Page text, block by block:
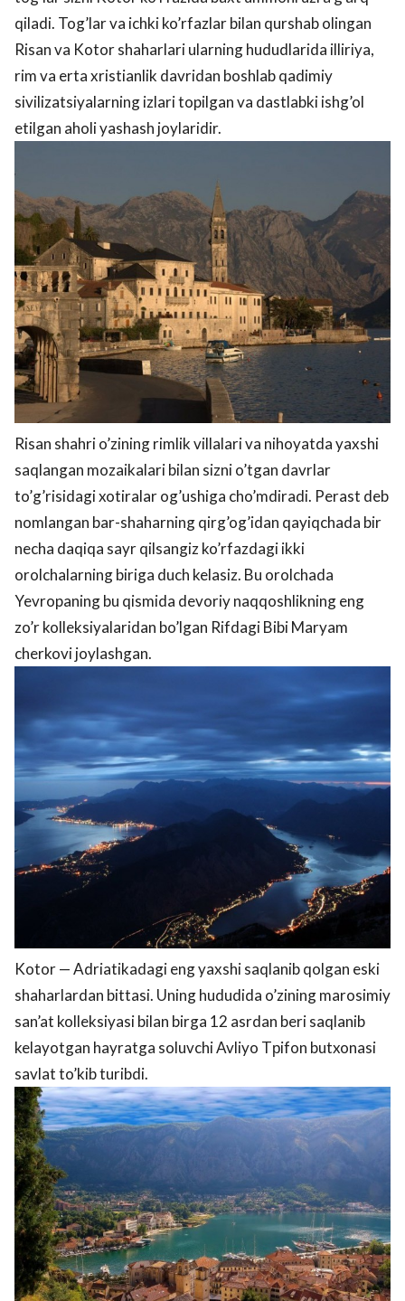
qiladi. Tog’lar va ichki ko’rfazlar bilan qurshab olingan
Risan va Kotor shaharlari ularning hududlarida illiriya,
rim va erta xristianlik davridan boshlab qadimiy
sivilizatsiyalarning izlari topilgan va dastlabki ishg’ol
etilgan aholi yashash joylaridir.
Risan shahri o’zining rimlik villalari va nihoyatda yaxshi
saqlangan mozaikalari bilan sizni o’tgan davrlar
to’g’risidagi xotiralar og’ushiga cho’mdiradi. Perast deb
nomlangan bar-shaharning qirg’og’idan qayiqchada bir
necha daqiqa sayr qilsangiz ko’rfazdagi ikki
orolchalarning biriga duch kelasiz. Bu orolchada
Yevropaning bu qismida devoriy naqqoshlikning eng
zo’r kolleksiyalaridan bo’lgan Rifdagi Bibi Maryam
cherkovi joylashgan.
Kotor — Adriatikadagi eng yaxshi saqlanib qolgan eski
shaharlardan bittasi. Uning hududida o’zining marosimiy
san’at kolleksiyasi bilan birga 12 asrdan beri saqlanib
kelayotgan hayratga soluvchi Avliyo Tрifon butxonasi
savlat to’kib turibdi.